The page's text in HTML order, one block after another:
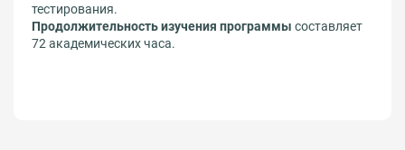
тестирования.
Продолжительность изучения программы составляет
72 академических часа.